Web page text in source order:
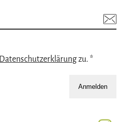
Datenschutzerklärungzu. *
Anmelden